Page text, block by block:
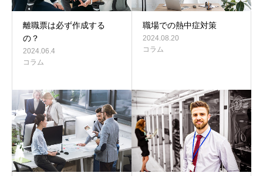
離職票は必ず作成する
の？
2024.06.4
コラム
職場での熱中症対策
2024.08.20
コラム